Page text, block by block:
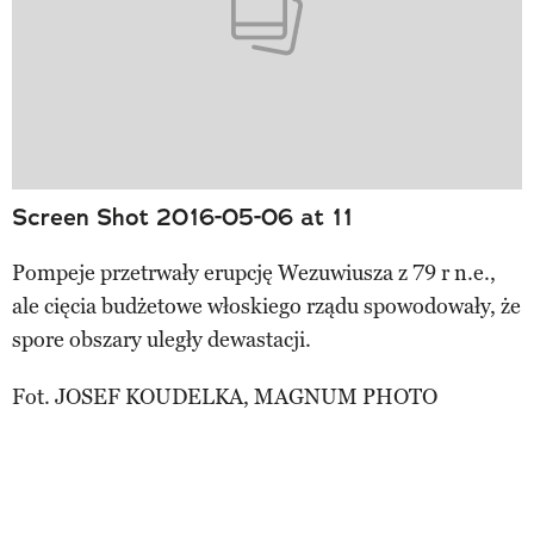
Screen Shot 2016-05-06 at 11
Pompeje przetrwały erupcję Wezuwiusza z 79 r n.e.,
ale cięcia budżetowe włoskiego rządu spowodowały, że
spore obszary uległy dewastacji.
Fot. JOSEF KOUDELKA, MAGNUM PHOTO